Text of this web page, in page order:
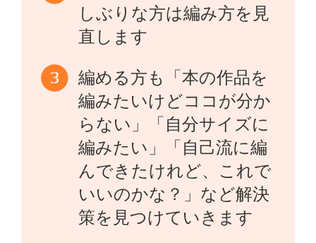
しぶりな方は編み方を見
直します
編める方も「本の作品を
編みたいけどココが分か
らない」「自分サイズに
編みたい」「自己流に編
んできたけれど、これで
いいのかな？」など解決
策を見つけていきます